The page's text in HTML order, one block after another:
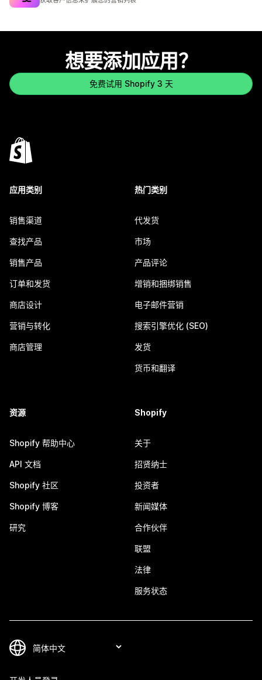
想要添加应用？
免费试用 Shopify 3 天
应用类别
销售渠道
查找产品
销售产品
订单和发货
商店设计
营销与转化
商店管理
热门类别
代发货
市场
产品评论
增销和捆绑销售
电子邮件营销
搜索引擎优化 (SEO)
发货
货币和翻译
资源
Shopify 帮助中心
API 文档
Shopify 社区
Shopify 博客
研究
Shopify
关于
招贤纳士
投资者
新闻媒体
合作伙伴
联盟
法律
服务状态